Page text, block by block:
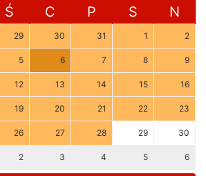
Ś C P S N
29 30 31 1 2
5 6 7 8 9
12 13 14 15 16
19 20 21 22 23
26 27 28 29 30
2 3 4 5 6